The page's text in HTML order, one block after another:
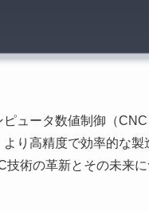
ピュータ数値制御（
より高精度で効率的な
技術の革新とその未来に